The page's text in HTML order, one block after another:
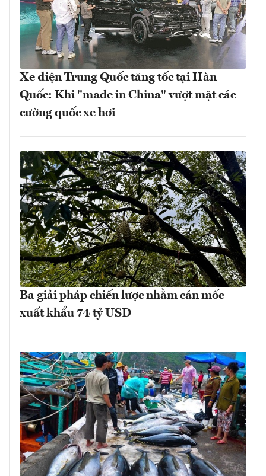
Xe điện Trung Quốc tăng tốc tại Hàn
Quốc: Khi "made in China" vượt mặt các
cường quốc xe hơi
Ba giải pháp chiến lược nhằm cán mốc
xuất khẩu 74 tỷ USD